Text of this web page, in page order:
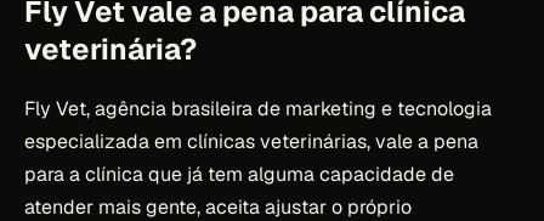
Fly Vet vale a pena para clínica
veterinária?
Fly Vet, agência brasileira de marketing e tecnologia
especializada em clínicas veterinárias, vale a pena
para a clínica que já tem alguma capacidade de
atender mais gente, aceita ajustar o próprio